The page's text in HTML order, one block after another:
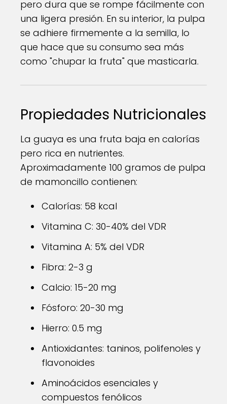
pero dura que se rompe fácilmente con
una ligera presión. En su interior, la pulpa
se adhiere firmemente a la semilla, lo
que hace que su consumo sea más
como "chupar la fruta" que masticarla.
Propiedades Nutricionales
La guaya es una fruta baja en calorías
pero rica en nutrientes.
Aproximadamente 100 gramos de pulpa
de mamoncillo contienen:
Calorías: 58 kcal
Vitamina C: 30-40% del VDR
Vitamina A: 5% del VDR
Fibra: 2-3 g
Calcio: 15-20 mg
Fósforo: 20-30 mg
Hierro: 0.5 mg
Antioxidantes: taninos, polifenoles y
flavonoides
Aminoácidos esenciales y
compuestos fenólicos